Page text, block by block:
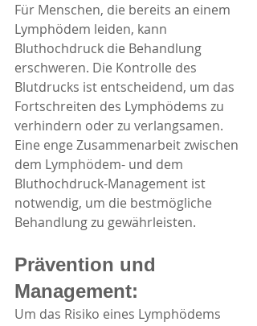
Für Menschen, die bereits an einem
Lymphödem leiden, kann
Bluthochdruck die Behandlung
erschweren. Die Kontrolle des
Blutdrucks ist entscheidend, um das
Fortschreiten des Lymphödems zu
verhindern oder zu verlangsamen.
Eine enge Zusammenarbeit zwischen
dem Lymphödem- und dem
Bluthochdruck-Management ist
notwendig, um die bestmögliche
Behandlung zu gewährleisten.
Prävention und
Management:
Um das Risiko eines Lymphödems